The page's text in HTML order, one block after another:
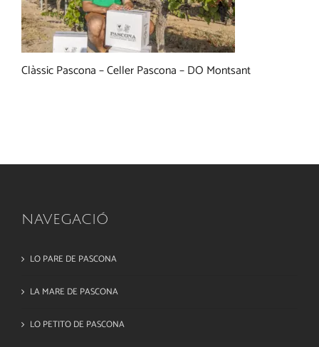
Clàssic Pascona – Celler Pascona – DO Montsant
NAVEGACIÓ
LO PARE DE PASCONA
LA MARE DE PASCONA
LO PETITO DE PASCONA